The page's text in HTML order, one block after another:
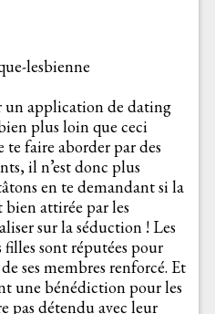
un application de dating
plus loin que ceci
faire aborder par des
il n’est donc plus
en te demandant si la
bien attirée par les
sur la séduction ! Les
sont réputées pour
ses membres renforcé. Et
une bénédiction pour les
pas détendu avec leur